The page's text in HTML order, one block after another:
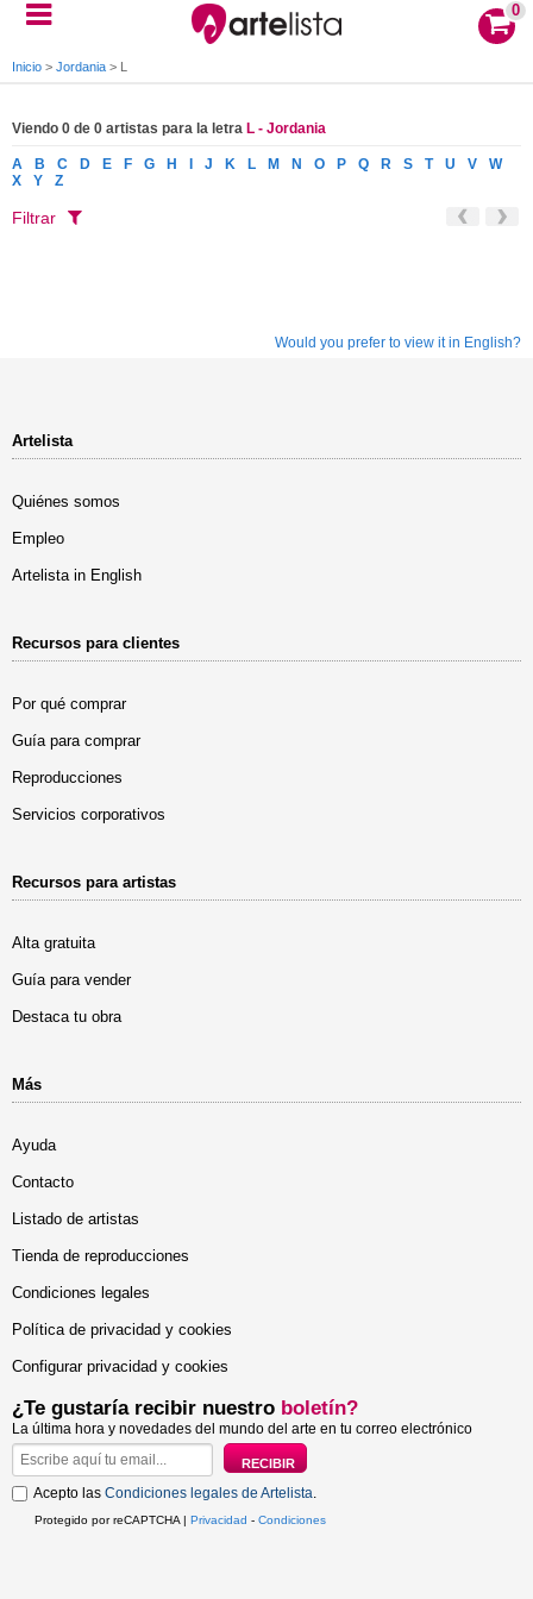
0
Inicio > Jordania > L
Viendo 0 de 0 artistas para la letra L - Jordania
A B C D E F G H J K L M N O P Q R S T U V
W
X
Y Z
Filtrar
Would you prefer to view it in English?
Artelista
Quiénes somos
Empleo
Artelista in English
Recursos para clientes
Por qué comprar
Guía para comprar
Reproducciones
Servicios corporativos
Recursos para artistas
Alta gratuita
Guía para vender
Destaca tu obra
Más
Ayuda
Contacto
Listado de artistas
Tienda de reproducciones
Condiciones legales
Política de privacidad y cookies
Configurar privacidad y cookies
¿Te gustaría recibir nuestro boletín?
La última hora y novedades del mundo del arte en tu correo electrónico
Acepto las Condiciones legales de Artelista.
Protegido por reCAPTCHA | Privacidad - Condiciones